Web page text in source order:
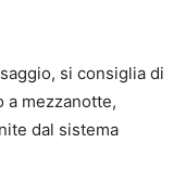
si consiglia di
a mezzanotte,
dal sistema